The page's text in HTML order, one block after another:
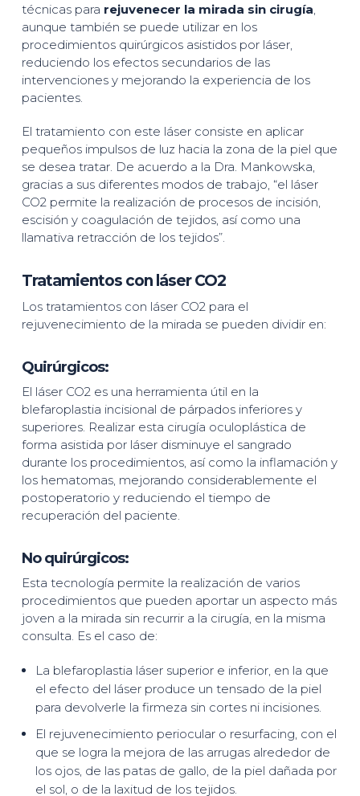
técnicas para rejuvenecer la mirada sin cirugía
aunque también se puede utilizar en los
procedimientos quirúrgicos asistidos por láser,
reduciendo los efectos secundarios de las
intervenciones y mejorando la experiencia de los
pacientes.
El tratamiento con este láser consiste en aplicar
pequeños impulsos de luz hacia la zona de la piel que
se desea tratar. De acuerdo a la Dra. Mankowska,
gracias a sus diferentes modos de trabajo, “el láser
CO2 permite la realización de procesos de incisión,
escisión y coagulación de tejidos, así como una
llamativa retracción de los tejidos”.
Tratamientos con láser CO2
Los tratamientos con láser CO2 para el
rejuvenecimiento de la mirada se pueden dividir en:
Quirúrgicos:
El láser CO2 es una herramienta útil en la
blefaroplastia incisional de párpados inferiores y
superiores. Realizar esta cirugía oculoplástica de
forma asistida por láser disminuye el sangrado
durante los procedimientos, así como la inflamación y
los hematomas, mejorando considerablemente el
postoperatorio y reduciendo el tiempo de
recuperación del paciente.
No quirúrgicos:
Esta tecnología permite la realización de varios
procedimientos que pueden aportar un aspecto más
joven a la mirada sin recurrir a la cirugía, en la misma
consulta. Es el caso de:
La blefaroplastia láser superior e inferior, en la que
el efecto del láser produce un tensado de la piel
para devolverle la firmeza sin cortes ni incisiones.
El rejuvenecimiento periocular o resurfacing, con el
que se logra la mejora de las arrugas alrededor de
los ojos, de las patas de gallo, de la piel dañada por
el sol, o de la laxitud de los tejidos.